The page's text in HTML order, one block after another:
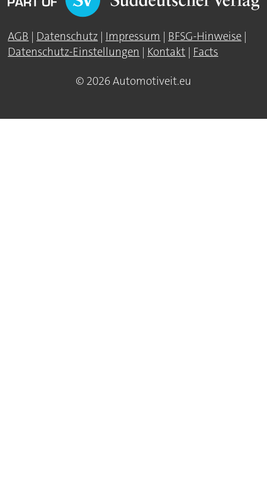
AGB | Datenschutz | Impressum | BFSG-Hinweise |
Datenschutz-Einstellungen | Kontakt | Facts
© 2026 Automotiveit.eu